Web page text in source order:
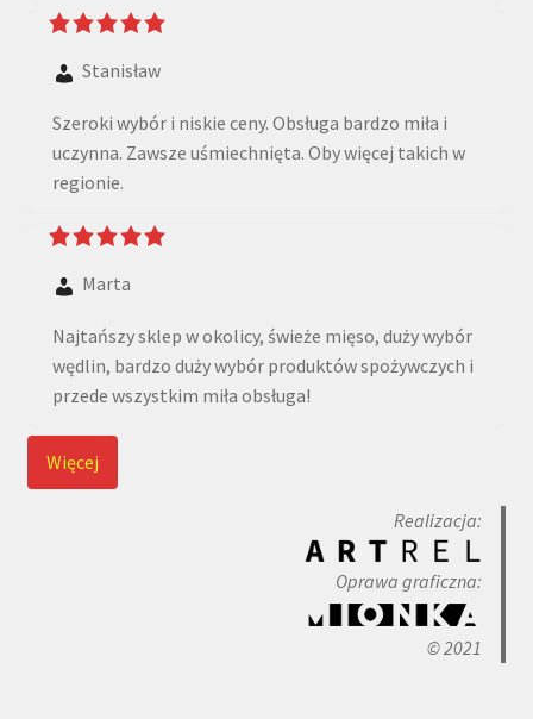
Stanisław
Szeroki wybór i niskie ceny. Obsługa bardzo miła i
uczynna. Zawsze uśmiechnięta. Oby więcej takich w
regionie.
Marta
Najtańszy sklep w okolicy, świeże mięso, duży wybór
wędlin, bardzo duży wybór produktów spożywczych i
przede wszystkim miła obsługa!
Więcej
Realizacja:
Oprawa graficzna:
© 2021